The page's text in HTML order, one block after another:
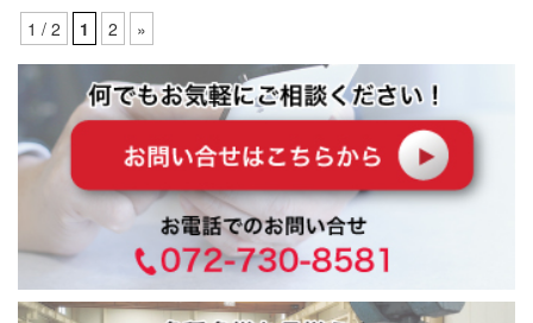
1 / 2 1 2 »